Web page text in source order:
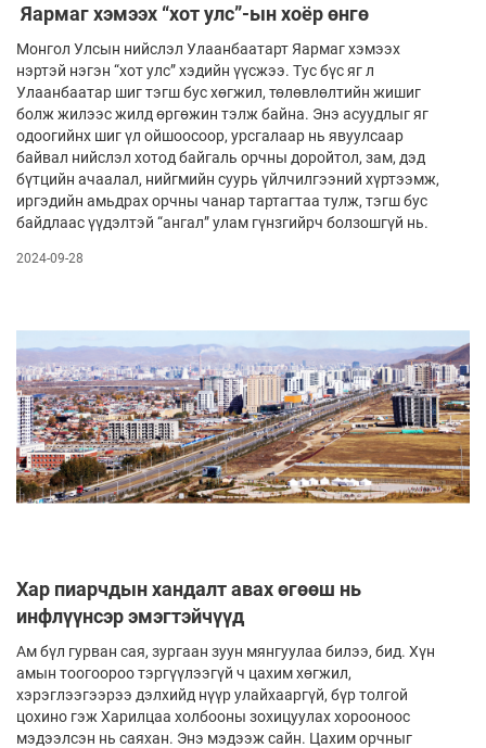
Яармаг хэмээх “хот улс”-ын хоёр өнгө
Монгол Улсын нийслэл Улаанбаатарт Яармаг хэмээх
нэртэй нэгэн “хот улс” хэдийн үүсжээ. Тус бүс яг л
Улаанбаатар шиг тэгш бус хөгжил, төлөвлөлтийн жишиг
болж жилээс жилд өргөжин тэлж байна. Энэ асуудлыг яг
одоогийнх шиг үл ойшоосоор, урсгалаар нь явуулсаар
байвал нийслэл хотод байгаль орчны доройтол, зам, дэд
бүтцийн ачаалал, нийгмийн суурь үйлчилгээний хүртээмж,
иргэдийн амьдрах орчны чанар тартагтаа тулж, тэгш бус
байдлаас үүдэлтэй “ангал” улам гүнзгийрч болзошгүй нь.
2024-09-28
Хар пиарчдын хандалт авах өгөөш нь
инфлүүнсэр эмэгтэйчүүд
Ам бүл гурван сая, зургаан зуун мянгуулаа билээ, бид. Хүн
амын тоогоороо тэргүүлээгүй ч цахим хөгжил,
хэрэглээгээрээ дэлхийд нүүр улайхааргүй, бүр толгой
цохино гэж Харилцаа холбооны зохицуулах хорооноос
мэдээлсэн нь саяхан. Энэ мэдээж сайн. Цахим орчныг